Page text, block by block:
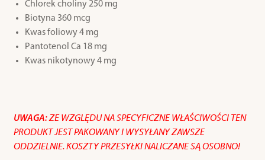
Chlorek choliny 250 mg
Biotyna 360 mcg
Kwas foliowy 4 mg
Pantotenol Ca 18 mg
Kwas nikotynowy 4 mg
UWAGA:ZE WZGLĘDU NA SPECYFICZNE WŁAŚCIWOŚCI TEN
PRODUKT JEST PAKOWANY I WYSYŁANY ZAWSZE
ODDZIELNIE. KOSZTY PRZESYŁKI NALICZANE SĄ OSOBNO!